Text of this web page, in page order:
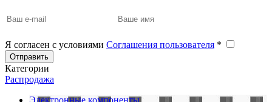
Я согласен с условиями Соглашения пользователя *
Отправить
Категории
Распродажа